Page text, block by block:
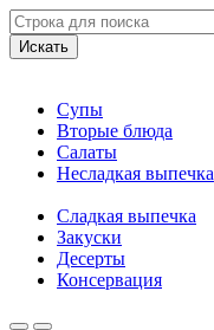
Искать
Супы
Вторые блюда
Салаты
Несладкая выпечка
Сладкая выпечка
Закуски
Десерты
Консервация